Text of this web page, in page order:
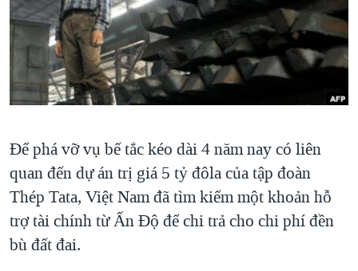
"Tìm"NGƯỜI VIỆT HẢI NGOẠI
ĐỜI SỐNG
KINH TẾ
KHOA HỌC
VĂN HOÁ
THỂ THAO
GIÁO DỤC
TẠI
HÀNH TRÌNH BẦU CỬ 2024
MỘT NĂM CHIẾN TRANH TẠI DẢI GAZA
GIẢI MÃ VÀNH ĐAI & CON ĐƯỜNG
TRỊNH VĨNH BÌNH - NGƯỜI HẠ 'BÊN THẮNG CUỘC'
GROUND ZERO – XƯA VÀ NAY
CHI PHÍ CHIẾN TRANH AFGHANISTAN
CÁC GIÁ TRỊ CỘNG HÒA Ở VIỆT NAM
VIDEO
NGHE
MẠNG XÃ HỘI
Ngôn ngữ khác
Ðể phá vỡ vụ bế tắc kéo dài 4 năm nay có liên
quan đến dự án trị giá 5 tỷ đôla của tập đoàn
Thép Tata, Việt Nam đã tìm kiếm một khoản hỗ
trợ tài chính từ Ấn Ðộ để chi trả cho chi phí đền
bù đất đai.